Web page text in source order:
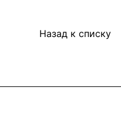
Назад к списку